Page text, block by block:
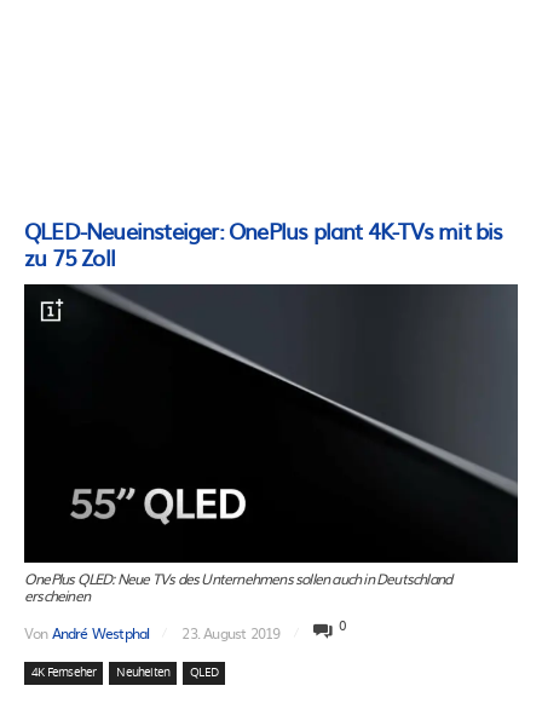
QLED-Neueinsteiger: OnePlus plant 4K-TVs mit bis
zu 75 Zoll
OnePlus QLED: Neue TVs des Unternehmens sollen auch in Deutschland
erscheinen
VonAndré Westphal 23. August 2019 0
4K Fernseher Neuheiten QLED